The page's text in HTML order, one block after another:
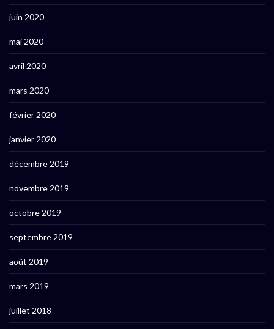
juin 2020
mai 2020
avril 2020
mars 2020
février 2020
janvier 2020
décembre 2019
novembre 2019
octobre 2019
septembre 2019
août 2019
mars 2019
juillet 2018